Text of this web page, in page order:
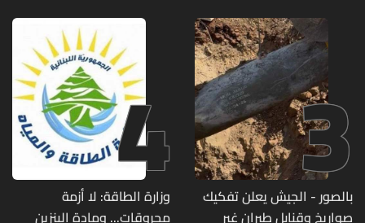
3
بالصور - الجيش يعلن تفكيك
صواريخ وقنابل طيران غير
4
وزارة الطاقة: لا أزمة
محروقات... ومادة البنزين